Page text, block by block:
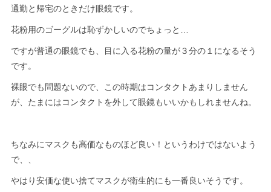
通勤と帰宅のときだけ眼鏡です。
花粉用のゴーグルは恥ずかしいのでちょっと…
ですが普通の眼鏡でも、目に入る花粉の量が３分の１になるそう
です。
裸眼でも問題ないので、この時期はコンタクトあまりしません
が、たまにはコンタクトを外して眼鏡もいいかもしれませんね。
ちなみにマスクも高価なものほど良い！というわけではないよう
で、、
やはり安価な使い捨てマスクが衛生的にも一番良いそうです。